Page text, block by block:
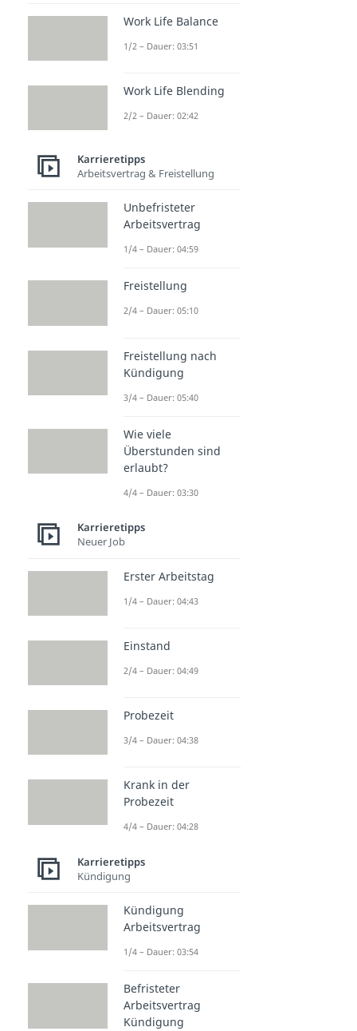
Work Life Balance
1/2 – Dauer: 03:51
Work Life Blending
2/2 – Dauer: 02:42
Karrieretipps
Arbeitsvertrag & Freistellung
Unbefristeter
Arbeitsvertrag
1/4 – Dauer: 04:59
Freistellung
2/4 – Dauer: 05:10
Freistellung nach
Kündigung
3/4 – Dauer: 05:40
Wie viele
Überstunden sind
erlaubt?
4/4 – Dauer: 03:30
Karrieretipps
Neuer Job
Erster Arbeitstag
1/4 – Dauer: 04:43
Einstand
2/4 – Dauer: 04:49
Probezeit
3/4 – Dauer: 04:38
Krank in der
Probezeit
4/4 – Dauer: 04:28
Karrieretipps
Kündigung
Kündigung
Arbeitsvertrag
1/4 – Dauer: 03:54
Befristeter
Arbeitsvertrag
Kündigung